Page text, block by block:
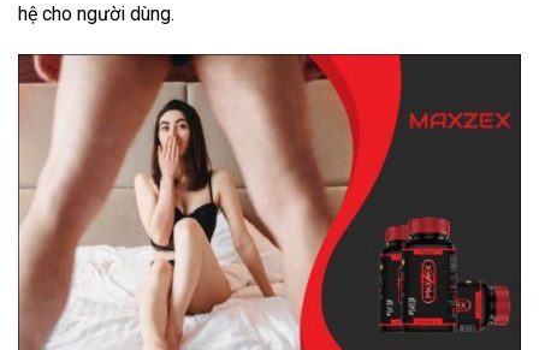
hệ cho người dùng.